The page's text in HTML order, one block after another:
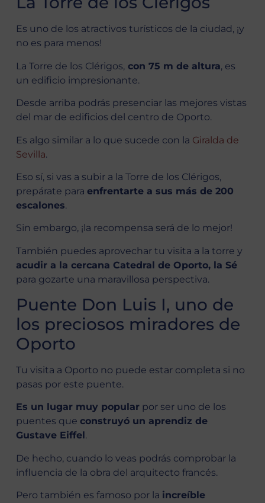
Es uno de los atractivos turísticos de la ciudad, ¡y
no es para menos!
La Torre de los Clérigos, con 75 m de altura, es
un edificio impresionante.
Desde arriba podrás presenciar las mejores vistas
del mar de edificios del centro de Oporto.
Es algo similar a lo que sucede con la Giralda de
Sevilla.
Eso sí, si vas a subir a la Torre de los Clérigos,
prepárate para enfrentarte a sus más de 200
escalones.
Sin embargo, ¡la recompensa será de lo mejor!
También puedes aprovechar tu visita a la torre y
acudir a la cercana Catedral de Oporto, la Sé
para gozarte una maravillosa perspectiva.
Puente Don Luis I, uno de
los preciosos miradores de
Oporto
Tu visita a Oporto no puede estar completa si no
pasas por este puente.
Es un lugar muy popularpor ser uno de los
puentes que construyó un aprendiz de
Gustave Eiffel .
De hecho, cuando lo veas podrás comprobar la
influencia de la obra del arquitecto francés.
Pero también es famoso por la increíble